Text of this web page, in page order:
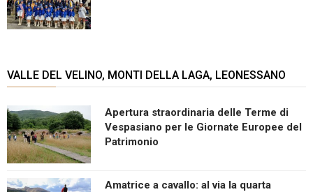
VALLE DEL VELINO, MONTI DELLA LAGA, LEONESSANO
Apertura straordinaria delle Terme di
Vespasiano per le Giornate Europee del
Patrimonio
Amatrice a cavallo: al via la quarta